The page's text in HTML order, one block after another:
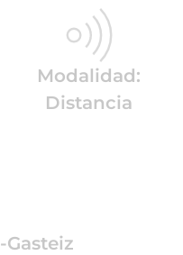
Modalidad:
Distancia